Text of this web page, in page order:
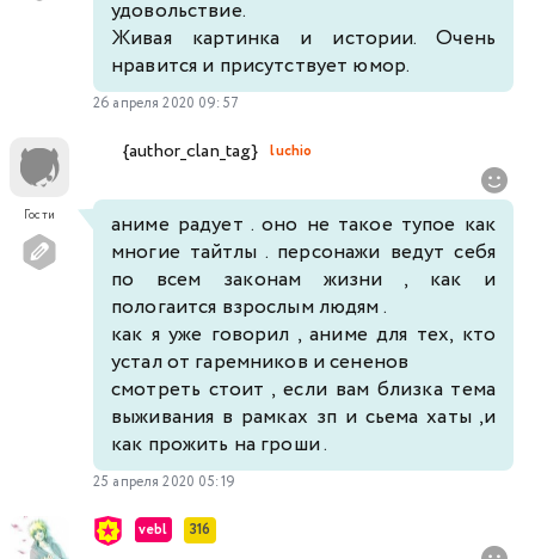
удовольствие.
Живая картинка и истории. Очень
нравится и присутствует юмор.
26 апреля 2020 09:57
Гости
{author_clan_tag} luchio
аниме радует . оно не такое тупое как
многие тайтлы . персонажи ведут себя
по всем законам жизни , как и
пологаится взрослым людям .
как я уже говорил , аниме для тех, кто
устал от гаремников и сененов
смотреть стоит , если вам близка тема
выживания в рамках зп и сьема хаты ,и
как прожить на гроши .
25 апреля 2020 05:19
vebl 316